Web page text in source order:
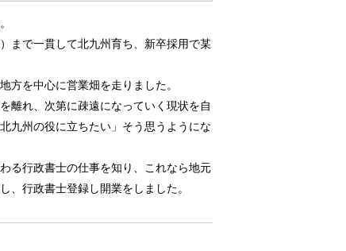
まで一貫して北九州育ち、新卒採用で某
方を中心に営業畑を走りました。
離れ、次第に疎遠になっていく現状を自
九州の役に立ちたい」そう思うようにな
る行政書士の仕事を知り、これなら地元
、行政書士登録し開業をしました。